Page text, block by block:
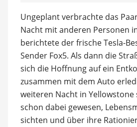
Ungeplant verbrachte das
Nacht mit anderen Personen
berichtete der frische Tesla-
Sender Fox5. Als dann die
sich die Hoffnung auf ein
zusammen mit dem Auto
weiteren Nacht in Yellowstone
schon dabei gewesen,
sichten und über ihre